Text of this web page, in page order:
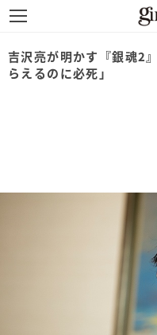
吉沢亮が明かす『銀魂2
らえるのに必死」